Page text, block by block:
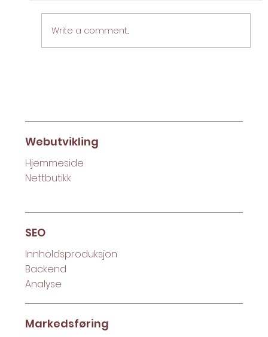
Hva er egentlig SEO? (2022)
Write a comment...
Webutvikling
Hjemmeside
Nettbutikk
SEO
Innholdsproduksjon
Backend
Analyse
Markedsføring